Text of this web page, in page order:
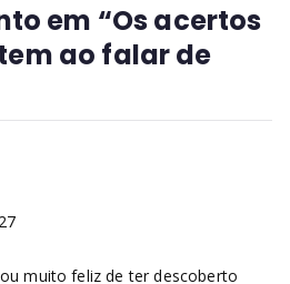
em “Os acertos
ao falar de
muito feliz de ter descoberto